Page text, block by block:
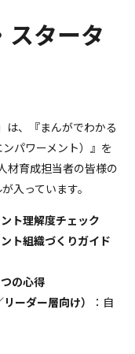
スタータ
は、『まんがでわかる
パワーメント）』を
材育成担当者の皆様の
入っています。
ト理解度チェック
ト組織づくりガイド
の心得
ーダー層向け）
：自